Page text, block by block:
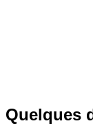
Quelques